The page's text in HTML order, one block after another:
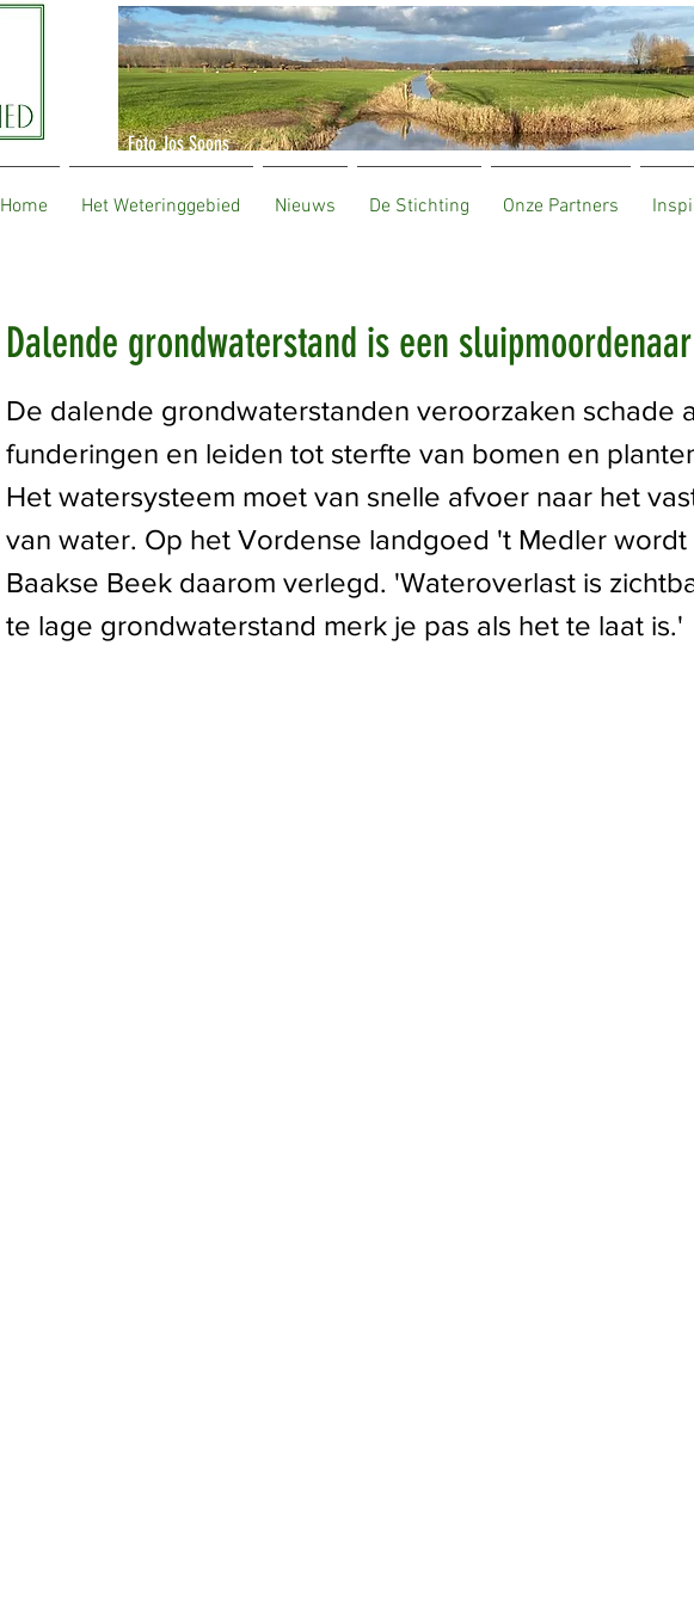
Foto Jos Soons
Dalende grondwaterstand is een sluipmoordenaar
De dalende grondwaterstanden veroorzaken schade
funderingen en leiden tot sterfte van bomen en
Het watersysteem moet van snelle afvoer naar het
van water. Op het Vordense landgoed 't Medler wordt
Baakse Beek daarom verlegd. 'Wateroverlast is
te lage grondwaterstand merk je pas als het te laat is.'
Home Het Weteringgebied Nieuws De Stichting Onze Partners